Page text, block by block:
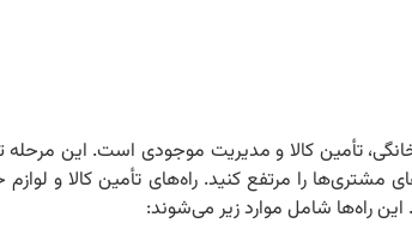
خانگی، تأمین کالا و مدیریت موجودی است. این
مشتری‌ها را مرتفع کنید. راه‌های تأمین کالا و لوازم
راه‌ها شامل موارد زیر می‌شوند: